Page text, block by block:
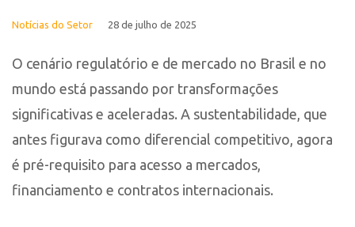
Notícias do Setor 28 de julho de 2025
O cenário regulatório e de mercado no Brasil e no
mundo está passando por transformações
significativas e aceleradas. A sustentabilidade, que
antes figurava como diferencial competitivo, agora
é pré-requisito para acesso a mercados,
financiamento e contratos internacionais.